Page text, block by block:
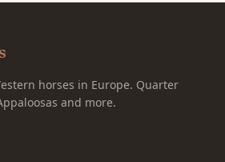
horses in Europe. Quarter
and more.